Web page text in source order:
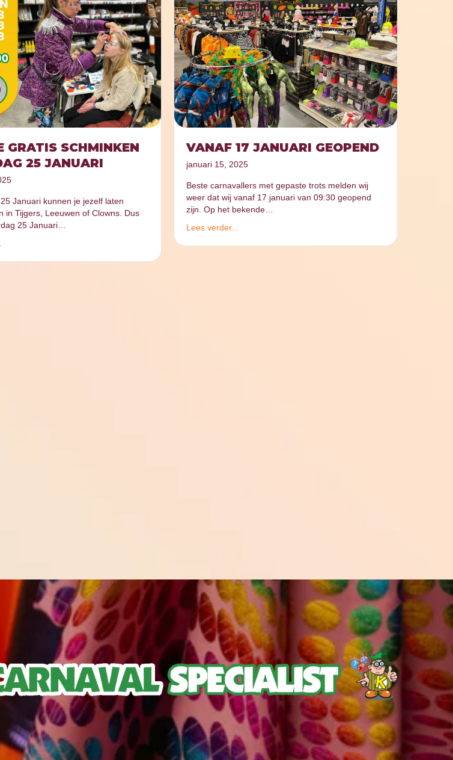
GRATIS SCHMINKEN
25 JANUARI
Januari kunnen je jezelf laten
in Tijgers, Leeuwen of Clowns. Dus
25 Januari…
VANAF 17 JANUARI GEOPEND
januari 15, 2025
Beste carnavallers met gepaste trots melden wij
weer dat wij vanaf 17 januari van 09:30 geopend
zijn. Op het bekende…
Lees verder...